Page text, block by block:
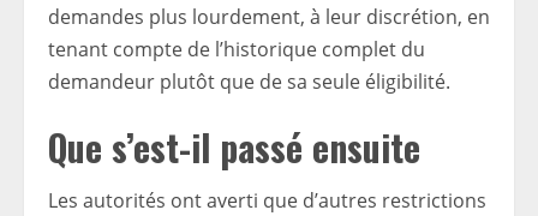
demandes plus lourdement, à leur discrétion, en
tenant compte de l’historique complet du
demandeur plutôt que de sa seule éligibilité.
Que s’est-il passé ensuite
Les autorités ont averti que d’autres restrictions